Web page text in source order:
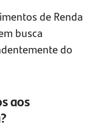
de Renda
busca
do
aos